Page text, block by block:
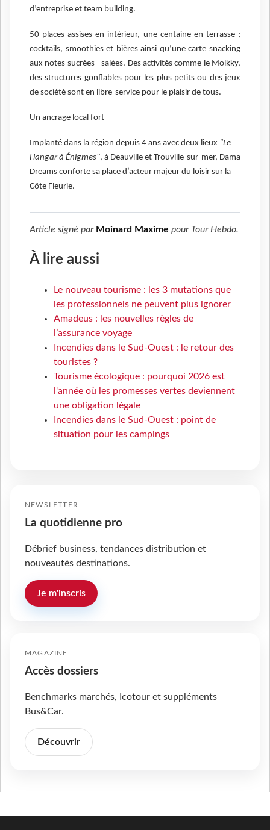
d’entreprise et team building.
50 places assises en intérieur, une centaine en terrasse ;
cocktails, smoothies et bières ainsi qu’une carte snacking
aux notes sucrées - salées. Des activités comme le Molkky,
des structures gonflables pour les plus petits ou des jeux
de société sont en libre-service pour le plaisir de tous.
Un ancrage local fort
Implanté dans la région depuis 4 ans avec deux lieux “Le
Hangar à Énigmes", à Deauville et Trouville-sur-mer, Dama
Dreams conforte sa place d’acteur majeur du loisir sur la
Côte Fleurie.
Article signé par Moinard Maxime pour Tour Hebdo.
À lire aussi
Le nouveau tourisme : les 3 mutations que
les professionnels ne peuvent plus ignorer
Amadeus : les nouvelles règles de
l’assurance voyage
Incendies dans le Sud-Ouest : le retour des
touristes ?
Tourisme écologique : pourquoi 2026 est
l'année où les promesses vertes deviennent
une obligation légale
Incendies dans le Sud-Ouest : point de
situation pour les campings
NEWSLETTER
La quotidienne pro
Débrief business, tendances distribution et
nouveautés destinations.
Je m'inscris
MAGAZINE
Accès dossiers
Benchmarks marchés, Icotour et suppléments
Bus&Car.
Découvrir